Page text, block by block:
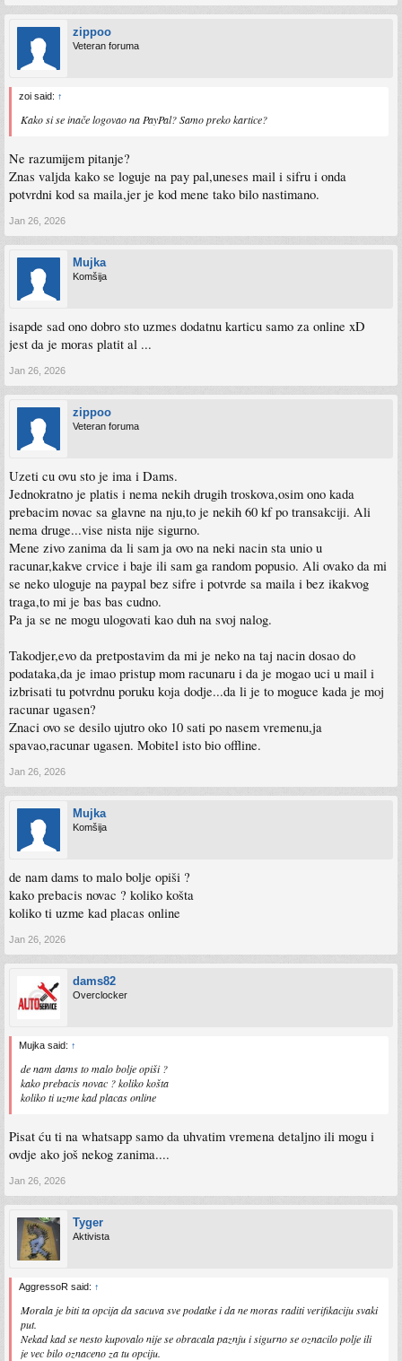
zippoo
Veteran foruma
zoi said: ↑
Kako si se inače logovao na PayPal? Samo preko kartice?
Ne razumijem pitanje?
Znas valjda kako se loguje na pay pal,uneses mail i sifru i onda
potvrdni kod sa maila,jer je kod mene tako bilo nastimano.
Jan 26, 2026
Mujka
Komšija
isapde sad ono dobro sto uzmes dodatnu karticu samo za online xD
jest da je moras platit al ...
Jan 26, 2026
zippoo
Veteran foruma
Uzeti cu ovu sto je ima i Dams.
Jednokratno je platis i nema nekih drugih troskova,osim ono kada
prebacim novac sa glavne na nju,to je nekih 60 kf po transakciji. Ali
nema druge...vise nista nije sigurno.
Mene zivo zanima da li sam ja ovo na neki nacin sta unio u
racunar,kakve crvice i baje ili sam ga random popusio. Ali ovako da mi
se neko uloguje na paypal bez sifre i potvrde sa maila i bez ikakvog
traga,to mi je bas bas cudno.
Pa ja se ne mogu ulogovati kao duh na svoj nalog.
Takodjer,evo da pretpostavim da mi je neko na taj nacin dosao do
podataka,da je imao pristup mom racunaru i da je mogao uci u mail i
izbrisati tu potvrdnu poruku koja dodje...da li je to moguce kada je moj
racunar ugasen?
Znaci ovo se desilo ujutro oko 10 sati po nasem vremenu,ja
spavao,racunar ugasen. Mobitel isto bio offline.
Jan 26, 2026
Mujka
Komšija
de nam dams to malo bolje opiši ?
kako prebacis novac ? koliko košta
koliko ti uzme kad placas online
Jan 26, 2026
dams82
Overclocker
Mujka said: ↑
de nam dams to malo bolje opiši ?
kako prebacis novac ? koliko košta
koliko ti uzme kad placas online
Pisat ću ti na whatsapp samo da uhvatim vremena detaljno ili mogu i
ovdje ako još nekog zanima....
Jan 26, 2026
Tyger
Aktivista
AggressoR said: ↑
Morala je biti ta opcija da sacuva sve podatke i da ne moras raditi verifikaciju svaki
put.
Nekad kad se nesto kupovalo nije se obracala paznju i sigurno se oznacilo polje ili
je vec bilo oznaceno za tu opciju.